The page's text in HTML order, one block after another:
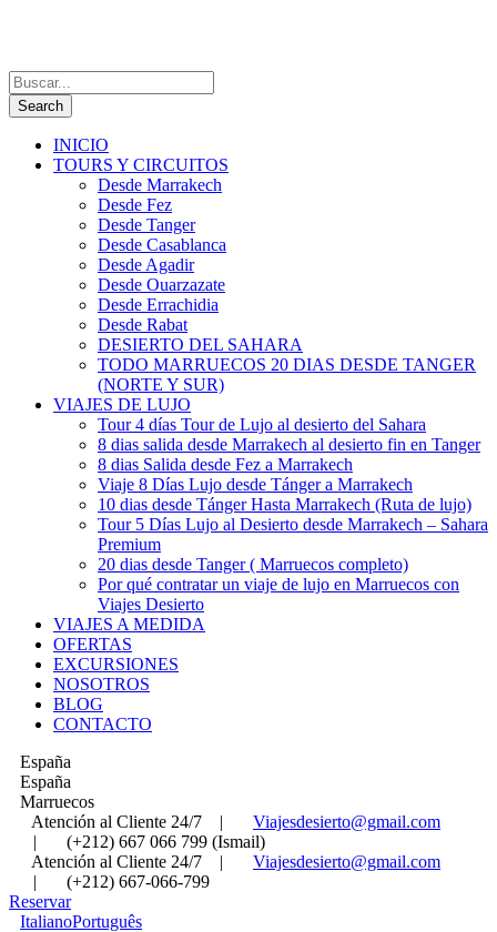
INICIO
TOURS Y CIRCUITOS
Desde Marrakech
Desde Fez
Desde Tanger
Desde Casablanca
Desde Agadir
Desde Ouarzazate
Desde Errachidia
Desde Rabat
DESIERTO DEL SAHARA
TODO MARRUECOS 20 DIAS DESDE TANGER
(NORTE Y SUR)
VIAJES DE LUJO
Tour 4 días Tour de Lujo al desierto del Sahara
8 dias salida desde Marrakech al desierto fin en Tanger
8 dias Salida desde Fez a Marrakech
Viaje 8 Días Lujo desde Tánger a Marrakech
10 dias desde Tánger Hasta Marrakech (Ruta de lujo)
Tour 5 Días Lujo al Desierto desde Marrakech – Sahara
Premium
20 dias desde Tanger ( Marruecos completo)
Por qué contratar un viaje de lujo en Marruecos con
Viajes Desierto
VIAJES A MEDIDA
OFERTAS
EXCURSIONES
NOSOTROS
BLOG
CONTACTO
España
España
Marruecos
Atención al Cliente 24/7
|
Viajesdesierto@gmail.com
|
(+212) 667 066 799 (Ismail)
Atención al Cliente 24/7
|
Viajesdesierto@gmail.com
|
(+212) 667-066-799
Reservar
ItalianoPortuguês